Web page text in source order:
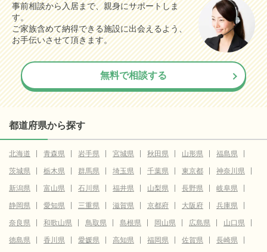
事前相談から入居まで、親身にサポートしま
す。
ご家族含めて納得できる施設に出会えるよう、
お手伝いさせて頂きます。
無料で相談する
都道府県から探す
北海道 青森県 岩手県 宮城県 秋田県 山形県
福島県
茨城県
栃木県 群馬県 埼玉県 千葉県 東京都
神奈川県
新潟県
富山県 石川県 福井県 山梨県 長野県
岐阜県
静岡県
愛知県 三重県 滋賀県 京都府 大阪府
兵庫県
奈良県
和歌山県 鳥取県 島根県 岡山県 広島県
山口県
徳島県
香川県 愛媛県 高知県 福岡県 佐賀県 長崎県